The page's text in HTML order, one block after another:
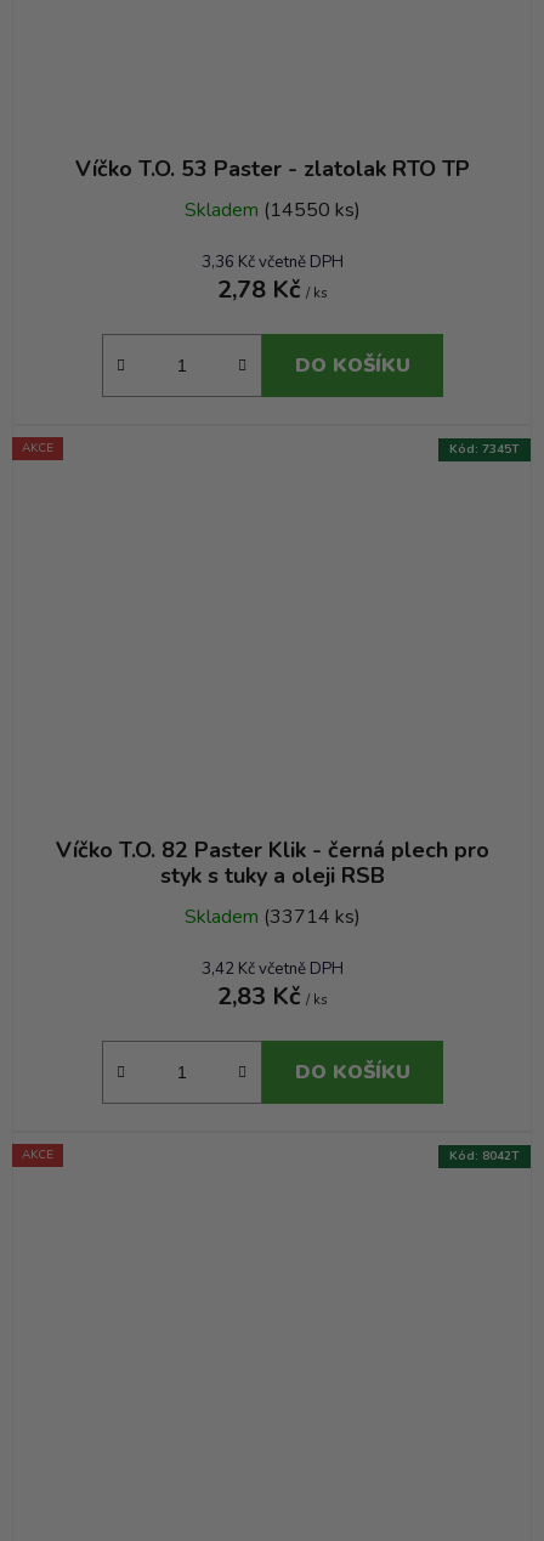
Víčko T.O. 53 Paster - zlatolak RTO TP
Skladem (14550 ks)
3,36 Kč včetně DPH
2,78 Kč / ks
DO KOŠÍKU
AKCE
Víčko T.O. 82 Paster Klik - černá plech pro
styk s tuky a oleji RSB
Skladem (33714 ks)
3,42 Kč včetně DPH
2,83 Kč / ks
DO KOŠÍKU
Kód: 7345T
AKCE Kód: 8042T